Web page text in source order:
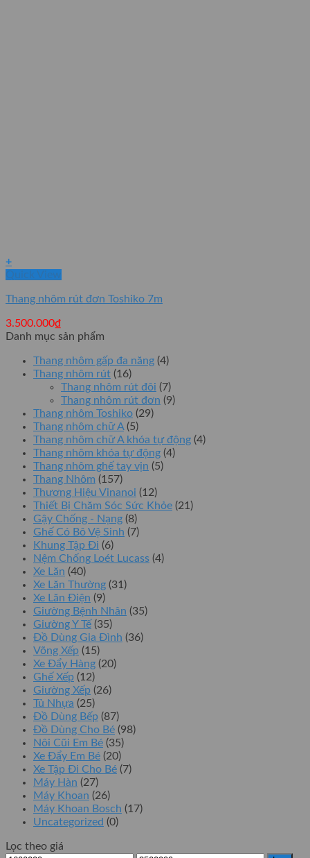
+
Quick View
Thang nhôm rút đơn Toshiko 7m
3.500.000₫
Danh mục sản phẩm
Thang nhôm gấp đa năng (4)
Thang nhôm rút (16)
Thang nhôm rút đôi (7)
Thang nhôm rút đơn (9)
Thang nhôm Toshiko (29)
Thang nhôm chữ A (5)
Thang nhôm chữ A khóa tự động (4)
Thang nhôm khóa tự động (4)
Thang nhôm ghế tay vịn (5)
Thang Nhôm (157)
Thương Hiệu Vinanoi (12)
Thiết Bị Chăm Sóc Sức Khỏe (21)
Gậy Chống - Nạng (8)
Ghế Có Bô Vệ Sinh (7)
Khung Tập Đi (6)
Nệm Chống Loét Lucass (4)
Xe Lăn (40)
Xe Lăn Thường (31)
Xe Lăn Điện (9)
Giường Bệnh Nhân (35)
Giường Y Tế (35)
Đồ Dùng Gia Đình (36)
Võng Xếp (15)
Xe Đẩy Hàng (20)
Ghế Xếp (12)
Giường Xếp (26)
Tủ Nhựa (25)
Đồ Dùng Bếp (87)
Đồ Dùng Cho Bé (98)
Nôi Cũi Em Bé (35)
Xe Đẩy Em Bé (20)
Xe Tập Đi Cho Bé (7)
Máy Hàn (27)
Máy Khoan (26)
Máy Khoan Bosch (17)
Uncategorized (0)
Lọc theo giá